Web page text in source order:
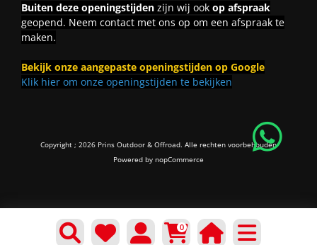
0
Buiten deze openingstijdenzijn wij ook op afspraak
geopend. Neem contact met ons op om een afspraak te
maken.
Bekijk onze aangepaste openingstijden op Google
Klik hier om onze openingstijden te bekijken
Copyright ; 2026 Prins Outdoor & Offroad. Alle rechten voorbehouden
Powered by nopCommerce